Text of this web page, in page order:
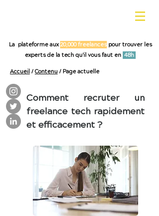
La plateforme aux20,000 freelancespour trouver les
experts de la tech qu'il vous faut en 48h
Accueil / Contenu / Page actuelle
Comment recruter un
freelance tech rapidement
et efficacement ?